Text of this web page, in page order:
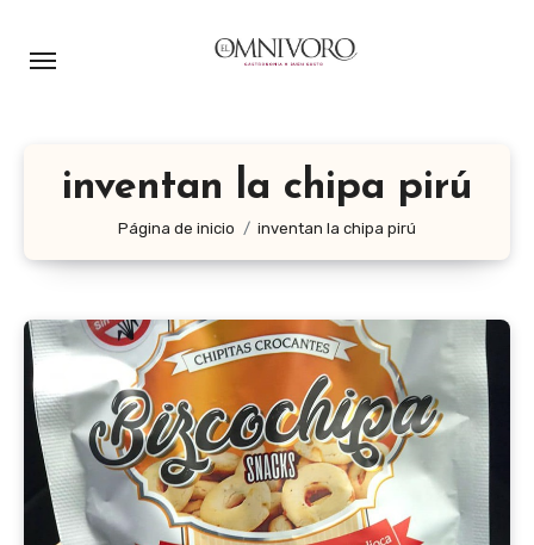
inventan la chipa pirú
Página de inicio inventan la chipa pirú